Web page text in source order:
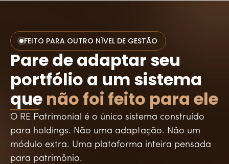
FEITO PARA OUTRO NÍVEL DE GESTÃO
Pare de adaptar seu
portfólio a um sistema
que não foi feito para ele
O RE Patrimonial é o único sistema construído
para holdings. Não uma adaptação. Não um
módulo extra. Uma plataforma inteira pensada
para patrimônio.